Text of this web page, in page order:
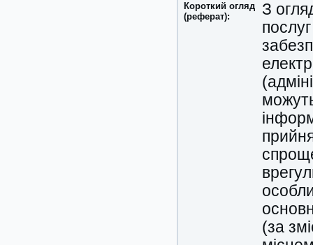
Короткий огляд
(реферат):
З
(за